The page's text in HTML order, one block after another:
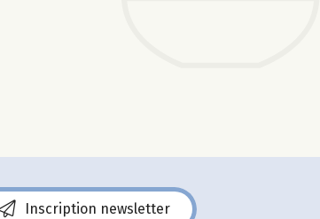
Inscription newsletter